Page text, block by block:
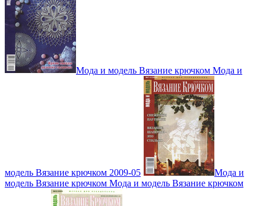
Мода и модель Вязание крючком Мода и
модель Вязание крючком 2009-05
Мода и
модель Вязание крючком Мода и модель Вязание крючком